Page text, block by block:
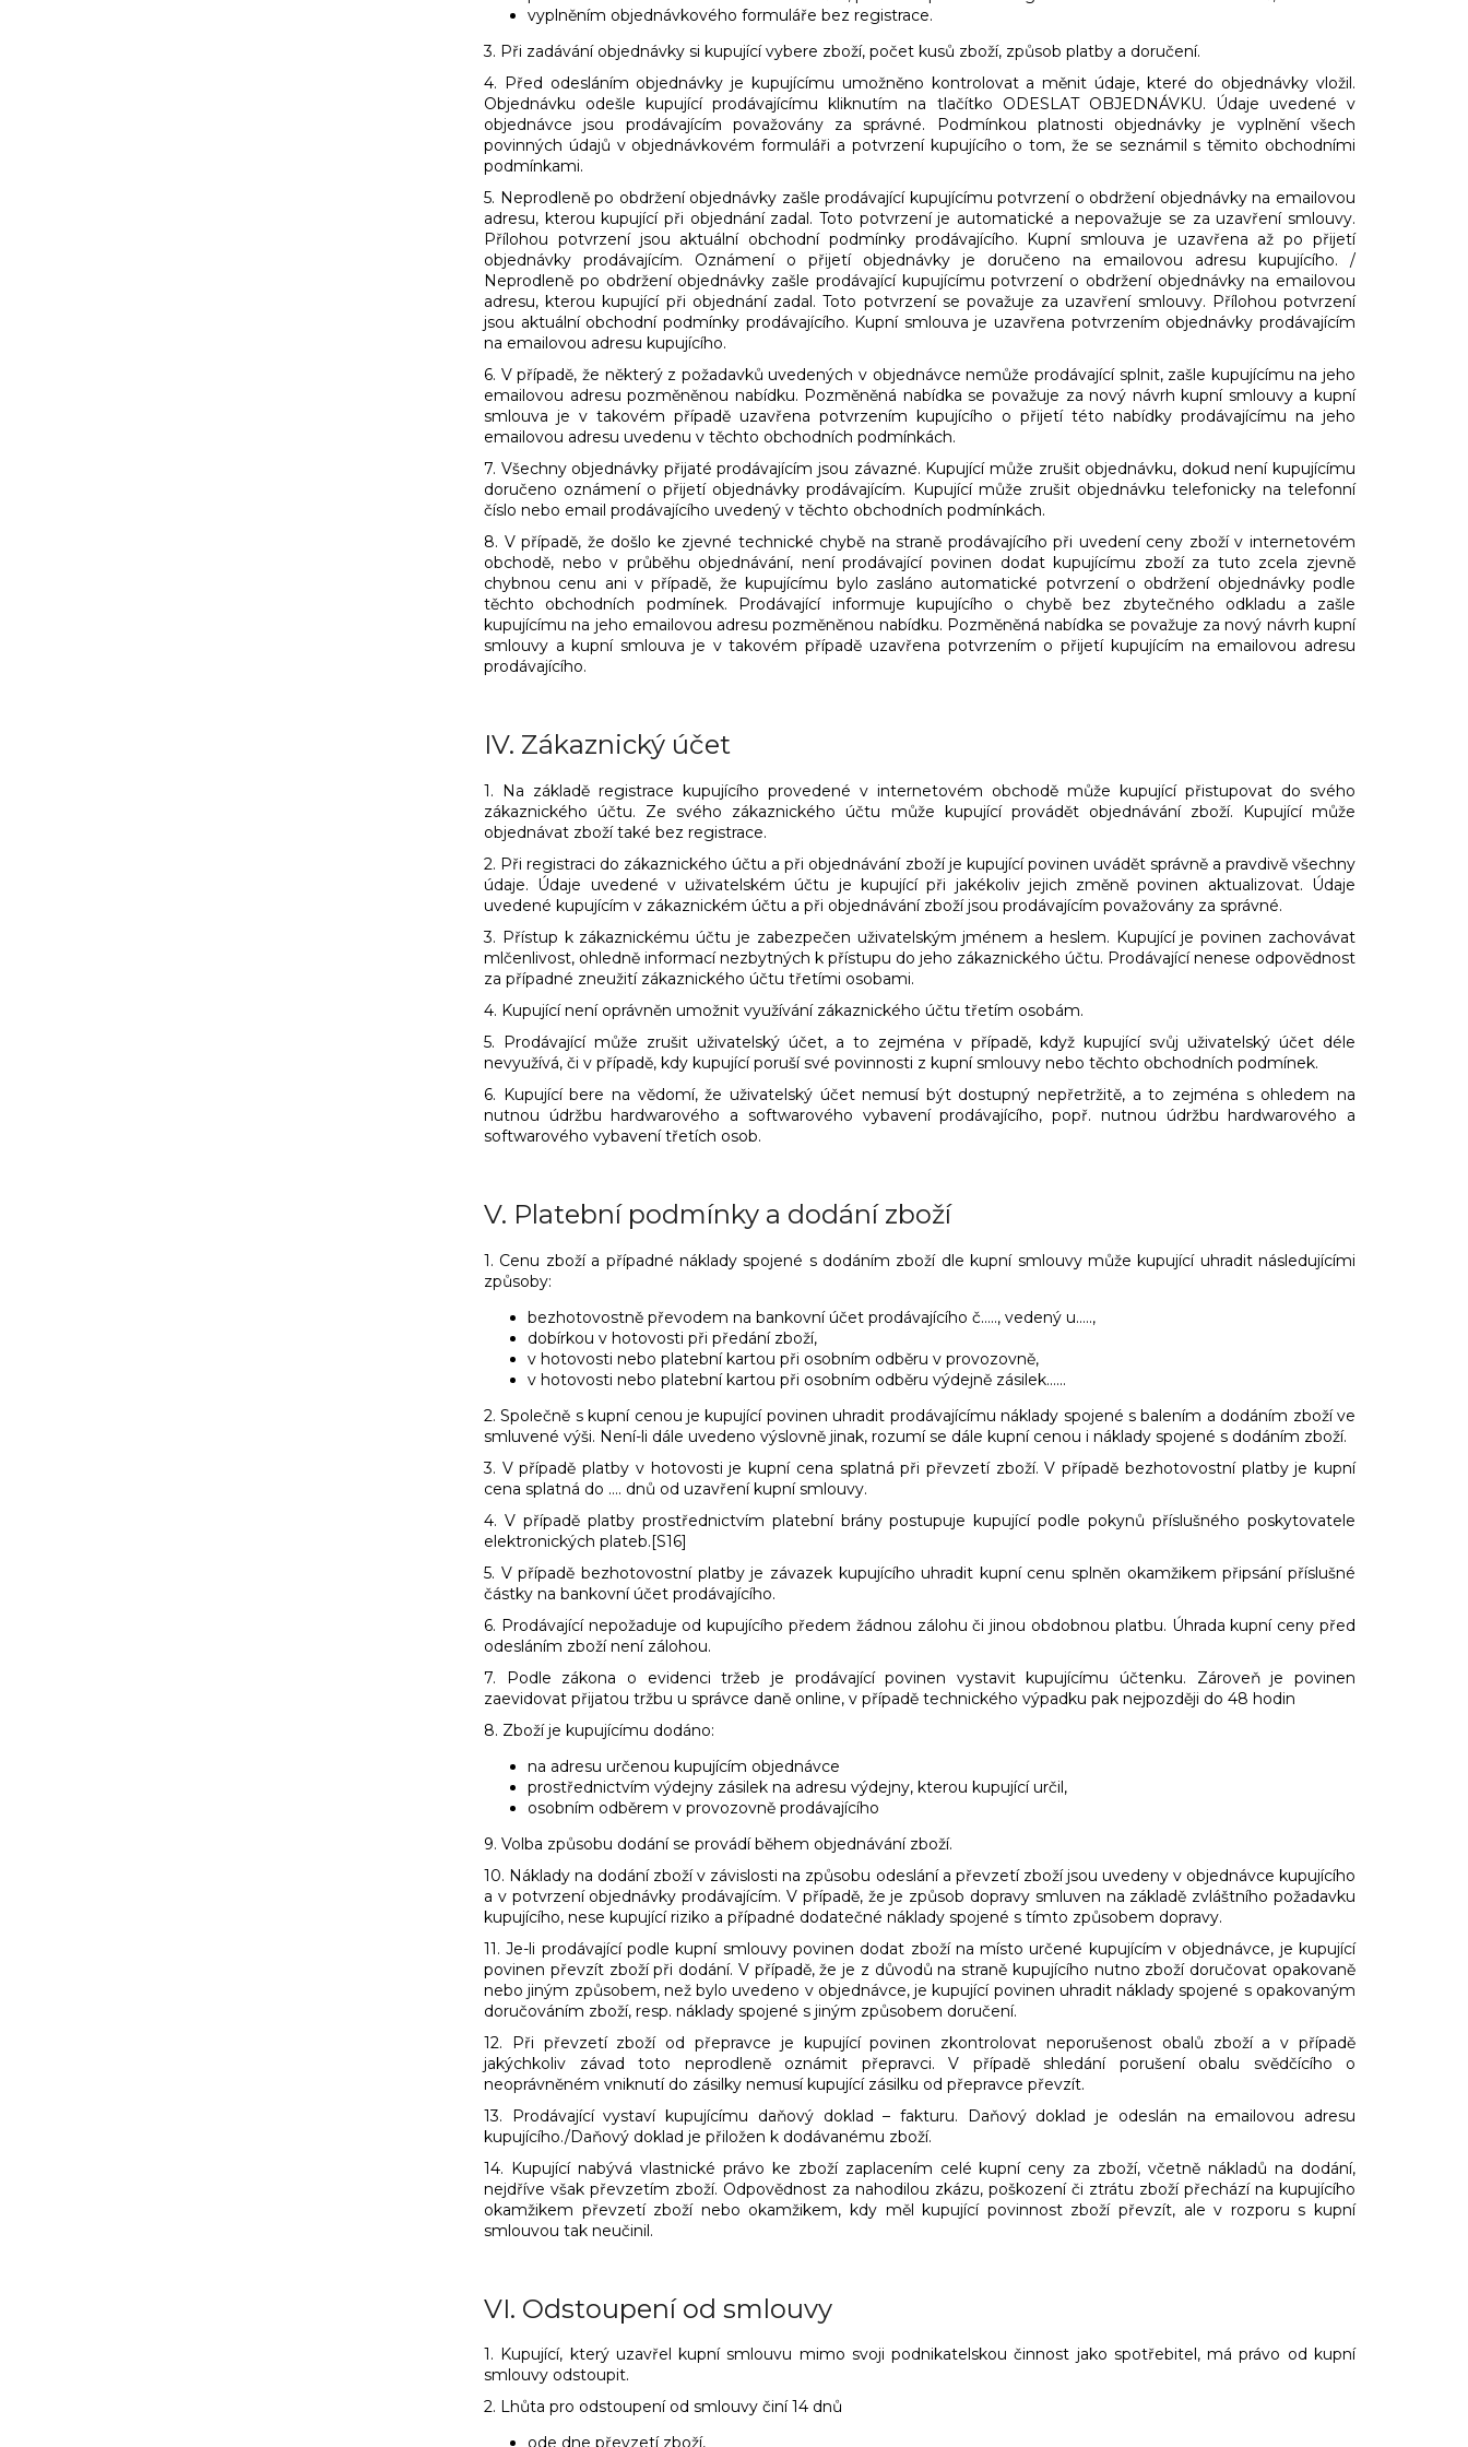
vyplněním objednávkového formuláře bez registrace.
3. Při zadávání objednávky si kupující vybere zboží, počet kusů zboží, způsob platby a doručení.
4. Před odesláním objednávky je kupujícímu umožněno kontrolovat a měnit údaje, které do objednávky vložil.
Objednávku odešle kupující prodávajícímu kliknutím na tlačítko ODESLAT OBJEDNÁVKU. Údaje uvedené v
objednávce jsou prodávajícím považovány za správné. Podmínkou platnosti objednávky je vyplnění všech
povinných údajů v objednávkovém formuláři a potvrzení kupujícího o tom, že se seznámil s těmito obchodními
podmínkami.
5. Neprodleně po obdržení objednávky zašle prodávající kupujícímu potvrzení o obdržení objednávky na emailovou
adresu, kterou kupující při objednání zadal. Toto potvrzení je automatické a nepovažuje se za uzavření smlouvy.
Přílohou potvrzení jsou aktuální obchodní podmínky prodávajícího. Kupní smlouva je uzavřena až po přijetí
objednávky prodávajícím. Oznámení o přijetí objednávky je doručeno na emailovou adresu kupujícího. /
Neprodleně po obdržení objednávky zašle prodávající kupujícímu potvrzení o obdržení objednávky na emailovou
adresu, kterou kupující při objednání zadal. Toto potvrzení se považuje za uzavření smlouvy. Přílohou potvrzení
jsou aktuální obchodní podmínky prodávajícího. Kupní smlouva je uzavřena potvrzením objednávky prodávajícím
na emailovou adresu kupujícího.
6. V případě, že některý z požadavků uvedených v objednávce nemůže prodávající splnit, zašle kupujícímu na jeho
emailovou adresu pozměněnou nabídku. Pozměněná nabídka se považuje za nový návrh kupní smlouvy a kupní
smlouva je v takovém případě uzavřena potvrzením kupujícího o přijetí této nabídky prodávajícímu na jeho
emailovou adresu uvedenu v těchto obchodních podmínkách.
7. Všechny objednávky přijaté prodávajícím jsou závazné. Kupující může zrušit objednávku, dokud není kupujícímu
doručeno oznámení o přijetí objednávky prodávajícím. Kupující může zrušit objednávku telefonicky na telefonní
číslo nebo email prodávajícího uvedený v těchto obchodních podmínkách.
8. V případě, že došlo ke zjevné technické chybě na straně prodávajícího při uvedení ceny zboží v internetovém
obchodě, nebo v průběhu objednávání, není prodávající povinen dodat kupujícímu zboží za tuto zcela zjevně
chybnou cenu ani v případě, že kupujícímu bylo zasláno automatické potvrzení o obdržení objednávky podle
těchto obchodních podmínek. Prodávající informuje kupujícího o chybě bez zbytečného odkladu a zašle
kupujícímu na jeho emailovou adresu pozměněnou nabídku. Pozměněná nabídka se považuje za nový návrh kupní
smlouvy a kupní smlouva je v takovém případě uzavřena potvrzením o přijetí kupujícím na emailovou adresu
prodávajícího.
IV. Zákaznický účet
1. Na základě registrace kupujícího provedené v internetovém obchodě může kupující přistupovat do svého
zákaznického účtu. Ze svého zákaznického účtu může kupující provádět objednávání zboží. Kupující může
objednávat zboží také bez registrace.
2. Při registraci do zákaznického účtu a při objednávání zboží je kupující povinen uvádět správně a pravdivě všechny
údaje. Údaje uvedené v uživatelském účtu je kupující při jakékoliv jejich změně povinen aktualizovat. Údaje
uvedené kupujícím v zákaznickém účtu a při objednávání zboží jsou prodávajícím považovány za správné.
3. Přístup k zákaznickému účtu je zabezpečen uživatelským jménem a heslem. Kupující je povinen zachovávat
mlčenlivost, ohledně informací nezbytných k přístupu do jeho zákaznického účtu. Prodávající nenese odpovědnost
za případné zneužití zákaznického účtu třetími osobami.
4. Kupující není oprávněn umožnit využívání zákaznického účtu třetím osobám.
5. Prodávající může zrušit uživatelský účet, a to zejména v případě, když kupující svůj uživatelský účet déle
nevyužívá, či v případě, kdy kupující poruší své povinnosti z kupní smlouvy nebo těchto obchodních podmínek.
6. Kupující bere na vědomí, že uživatelský účet nemusí být dostupný nepřetržitě, a to zejména s ohledem na
nutnou údržbu hardwarového a softwarového vybavení prodávajícího, popř. nutnou údržbu hardwarového a
softwarového vybavení třetích osob.
V. Platební podmínky a dodání zboží
1. Cenu zboží a případné náklady spojené s dodáním zboží dle kupní smlouvy může kupující uhradit následujícími
způsoby:
bezhotovostně převodem na bankovní účet prodávajícího č….., vedený u…..,
dobírkou v hotovosti při předání zboží,
v hotovosti nebo platební kartou při osobním odběru v provozovně,
v hotovosti nebo platební kartou při osobním odběru výdejně zásilek…...
2. Společně s kupní cenou je kupující povinen uhradit prodávajícímu náklady spojené s balením a dodáním zboží ve
smluvené výši. Není-li dále uvedeno výslovně jinak, rozumí se dále kupní cenou i náklady spojené s dodáním zboží.
3. V případě platby v hotovosti je kupní cena splatná při převzetí zboží. V případě bezhotovostní platby je kupní
cena splatná do …. dnů od uzavření kupní smlouvy.
4. V případě platby prostřednictvím platební brány postupuje kupující podle pokynů příslušného poskytovatele
elektronických plateb.[S16]
5. V případě bezhotovostní platby je závazek kupujícího uhradit kupní cenu splněn okamžikem připsání příslušné
částky na bankovní účet prodávajícího.
6. Prodávající nepožaduje od kupujícího předem žádnou zálohu či jinou obdobnou platbu. Úhrada kupní ceny před
odesláním zboží není zálohou.
7. Podle zákona o evidenci tržeb je prodávající povinen vystavit kupujícímu účtenku. Zároveň je povinen
zaevidovat přijatou tržbu u správce daně online, v případě technického výpadku pak nejpozději do 48 hodin
8. Zboží je kupujícímu dodáno:
na adresu určenou kupujícím objednávce
prostřednictvím výdejny zásilek na adresu výdejny, kterou kupující určil,
osobním odběrem v provozovně prodávajícího
9. Volba způsobu dodání se provádí během objednávání zboží.
10. Náklady na dodání zboží v závislosti na způsobu odeslání a převzetí zboží jsou uvedeny v objednávce kupujícího
a v potvrzení objednávky prodávajícím. V případě, že je způsob dopravy smluven na základě zvláštního požadavku
kupujícího, nese kupující riziko a případné dodatečné náklady spojené s tímto způsobem dopravy.
11. Je-li prodávající podle kupní smlouvy povinen dodat zboží na místo určené kupujícím v objednávce, je kupující
povinen převzít zboží při dodání. V případě, že je z důvodů na straně kupujícího nutno zboží doručovat opakovaně
nebo jiným způsobem, než bylo uvedeno v objednávce, je kupující povinen uhradit náklady spojené s opakovaným
doručováním zboží, resp. náklady spojené s jiným způsobem doručení.
12. Při převzetí zboží od přepravce je kupující povinen zkontrolovat neporušenost obalů zboží a v případě
jakýchkoliv závad toto neprodleně oznámit přepravci. V případě shledání porušení obalu svědčícího o
neoprávněném vniknutí do zásilky nemusí kupující zásilku od přepravce převzít.
13. Prodávající vystaví kupujícímu daňový doklad – fakturu. Daňový doklad je odeslán na emailovou adresu
kupujícího./Daňový doklad je přiložen k dodávanému zboží.
14. Kupující nabývá vlastnické právo ke zboží zaplacením celé kupní ceny za zboží, včetně nákladů na dodání,
nejdříve však převzetím zboží. Odpovědnost za nahodilou zkázu, poškození či ztrátu zboží přechází na kupujícího
okamžikem převzetí zboží nebo okamžikem, kdy měl kupující povinnost zboží převzít, ale v rozporu s kupní
smlouvou tak neučinil.
VI. Odstoupení od smlouvy
1. Kupující, který uzavřel kupní smlouvu mimo svoji podnikatelskou činnost jako spotřebitel, má právo od kupní
smlouvy odstoupit.
2. Lhůta pro odstoupení od smlouvy činí 14 dnů